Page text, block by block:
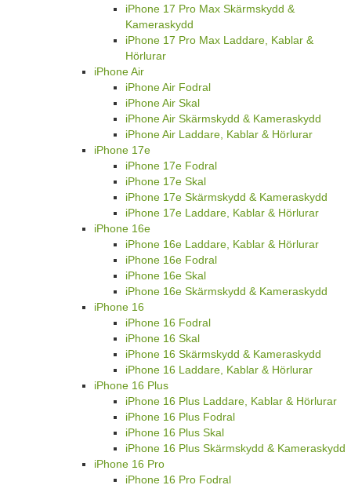
iPhone 17 Pro Max Skärmskydd &
Kameraskydd
iPhone 17 Pro Max Laddare, Kablar &
Hörlurar
iPhone Air
iPhone Air Fodral
iPhone Air Skal
iPhone Air Skärmskydd & Kameraskydd
iPhone Air Laddare, Kablar & Hörlurar
iPhone 17e
iPhone 17e Fodral
iPhone 17e Skal
iPhone 17e Skärmskydd & Kameraskydd
iPhone 17e Laddare, Kablar & Hörlurar
iPhone 16e
iPhone 16e Laddare, Kablar & Hörlurar
iPhone 16e Fodral
iPhone 16e Skal
iPhone 16e Skärmskydd & Kameraskydd
iPhone 16
iPhone 16 Fodral
iPhone 16 Skal
iPhone 16 Skärmskydd & Kameraskydd
iPhone 16 Laddare, Kablar & Hörlurar
iPhone 16 Plus
iPhone 16 Plus Laddare, Kablar & Hörlurar
iPhone 16 Plus Fodral
iPhone 16 Plus Skal
iPhone 16 Plus Skärmskydd & Kameraskydd
iPhone 16 Pro
iPhone 16 Pro Fodral